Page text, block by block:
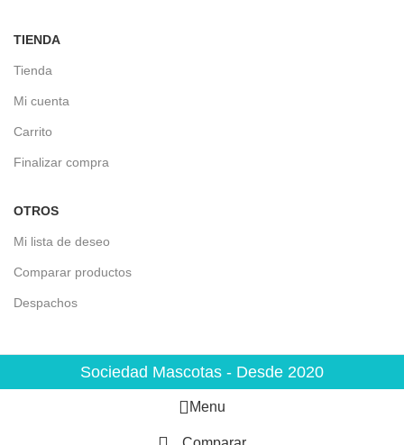
TIENDA
Tienda
Mi cuenta
Carrito
Finalizar compra
OTROS
Mi lista de deseo
Comparar productos
Despachos
Sociedad Mascotas - Desde 2020
Menu